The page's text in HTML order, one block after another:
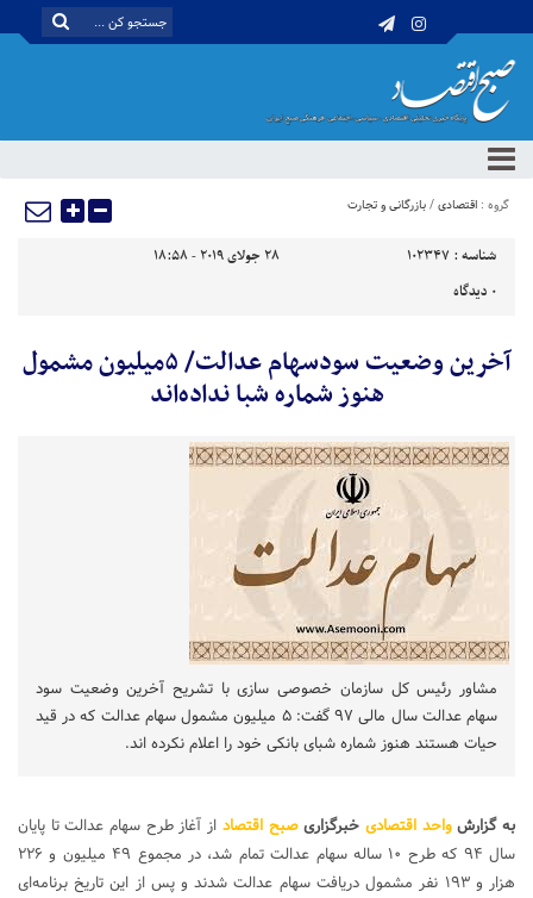
گروه : اقتصادی/بازرگانی و تجارت
شناسه : 102347
28 جولای 2019 - 18:58
0 دیدگاه
آخرین وضعیت سودسهام عدالت/ ۵میلیون مشمول
هنوز شماره شبا نداده‌اند
مشاور رئیس کل سازمان خصوصی سازی با تشریح آخرین وضعیت سود
سهام عدالت سال مالی ۹۷ گفت: ۵ میلیون مشمول سهام عدالت که در قید
حیات هستند هنوز شماره شبای بانکی خود را اعلام نکرده اند.
به گزارشواحد اقتصادی خبرگزاریصبح اقتصاد از آغاز طرح سهام عدالت تا پایان
سال ۹۴ که طرح ۱۰ ساله سهام عدالت تمام شد، در مجموع ۴۹ میلیون و ۲۲۶
هزار و ۱۹۳ نفر مشمول دریافت سهام عدالت شدند و پس از این تاریخ برنامه‌ای